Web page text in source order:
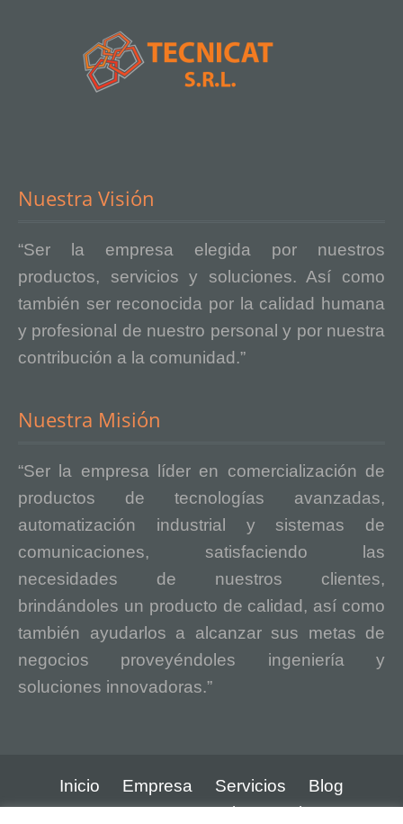
Nuestra Visión
“Ser la empresa elegida por nuestros
productos, servicios y soluciones. Así como
también ser reconocida por la calidad humana
y profesional de nuestro personal y por nuestra
contribución a la comunidad.”
Nuestra Misión
“Ser la empresa líder en comercialización de
productos de tecnologías avanzadas,
automatización industrial y sistemas de
comunicaciones, satisfaciendo las
necesidades de nuestros clientes,
brindándoles un producto de calidad, así como
también ayudarlos a alcanzar sus metas de
negocios proveyéndoles ingeniería y
soluciones innovadoras.”
Inicio Empresa Servicios
Blog
Contacto
Aviso Legal